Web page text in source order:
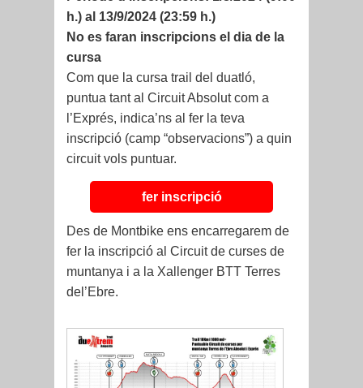
h.) al 13/9/2024 (23:59 h.)
No es faran inscripcions el dia de la
cursa
Com que la cursa trail del duatló,
puntua tant al Circuit Absolut com a
l’Exprés, indica’ns al fer la teva
inscripció (camp “observacions”) a quin
circuit vols puntuar.
fer inscripció
Des de Montbike ens encarregarem de
fer la inscripció al Circuit de curses de
muntanya i a la Xallenger BTT Terres
del’Ebre.